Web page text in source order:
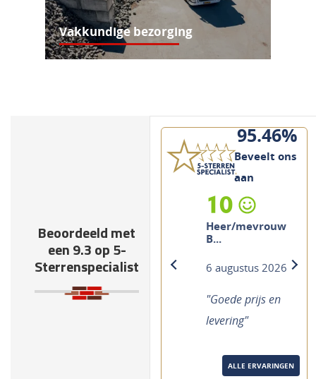
Vakkundige bezorging
Beoordeeld met
een 9.3 op 5-
Sterrenspecialist
95.46%
Beveelt ons
aan
10
Heer/mevrouw
6 augustus 2026
"Goede prijs en
levering"
previous
ALLE ERVARINGEN